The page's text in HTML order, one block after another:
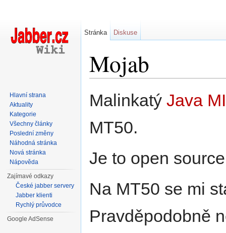
Mojab
Malinkatý Java
MT50.
Je to open
Na MT50 se mi
Pravděpodobně
Stránka Diskuse
Hlavní strana
Aktuality
Kategorie
Všechny články
Poslední změny
Náhodná stránka
Nová stránka
Nápověda
Zajímavé odkazy
České jabber servery
Jabber klienti
Rychlý průvodce
Google AdSense